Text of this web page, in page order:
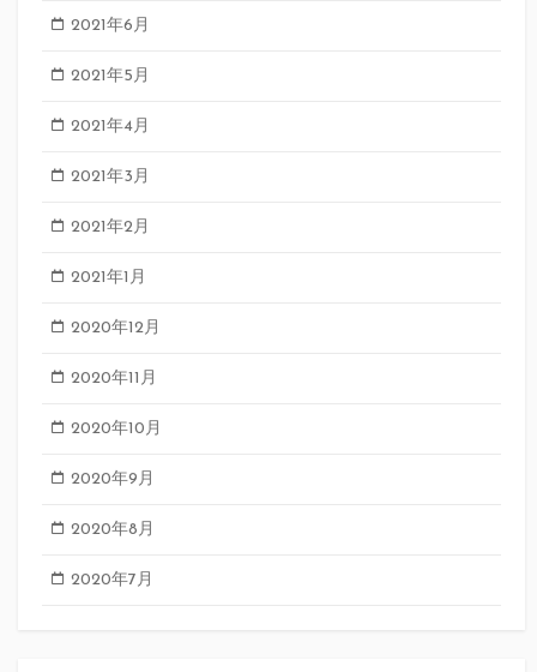
2021年6月
2021年5月
2021年4月
2021年3月
2021年2月
2021年1月
2020年12月
2020年11月
2020年10月
2020年9月
2020年8月
2020年7月